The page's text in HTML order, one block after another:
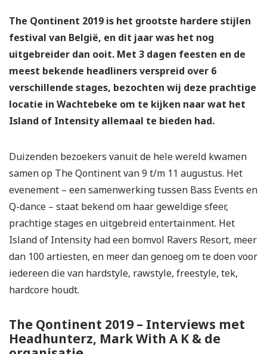
The Qontinent 2019 is het grootste hardere stijlen
festival van België, en dit jaar was het nog
uitgebreider dan ooit. Met 3 dagen feesten en de
meest bekende headliners verspreid over 6
verschillende stages, bezochten wij deze prachtige
locatie in Wachtebeke om te kijken naar wat het
Island of Intensity allemaal te bieden had.
Duizenden bezoekers vanuit de hele wereld kwamen
samen op The Qontinent van 9 t/m 11 augustus. Het
evenement – een samenwerking tussen Bass Events en
Q-dance – staat bekend om haar geweldige sfeer,
prachtige stages en uitgebreid entertainment. Het
Island of Intensity had een bomvol Ravers Resort, meer
dan 100 artiesten, en meer dan genoeg om te doen voor
iedereen die van hardstyle, rawstyle, freestyle, tek,
hardcore houdt.
The Qontinent 2019 – Interviews met
Headhunterz, Mark With A K & de